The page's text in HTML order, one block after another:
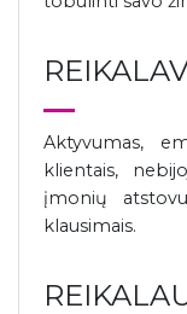
Aktyvumas,
klientais,
įmonių
klausimais.